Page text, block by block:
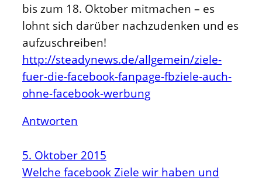
bis zum 18. Oktober mitmachen – es
lohnt sich darüber nachzudenken und es
aufzuschreiben!
http://steadynews.de/allgemein/ziele-
fuer-die-facebook-fanpage-fbziele-auch-
ohne-facebook-werbung
Antworten
5. Oktober 2015
Welche facebook Ziele wir haben und